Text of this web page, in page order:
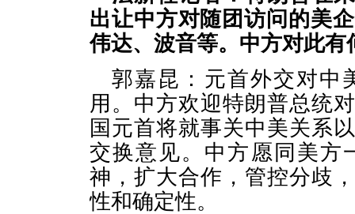
出让中方对随团访问的美
伟达、波音等。中方对此有
郭嘉昆：元首外交对中
用。中方欢迎特朗普总统
国元首将就事关中美关系
交换意见。中方愿同美方
神，扩大合作，管控分歧
性和确定性。